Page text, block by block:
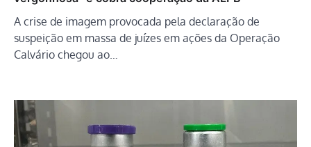
A crise de imagem provocada pela declaração de
suspeição em massa de juízes em ações da Operação
Calvário chegou ao…